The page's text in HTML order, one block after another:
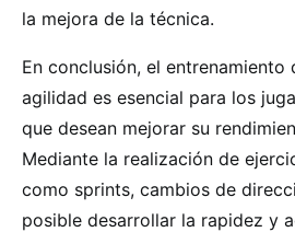
la mejora de la técnica.
En conclusión, el entrenamiento
agilidad es esencial para los
que desean mejorar su
Mediante la realización de
como sprints, cambios de
posible desarrollar la rapidez y